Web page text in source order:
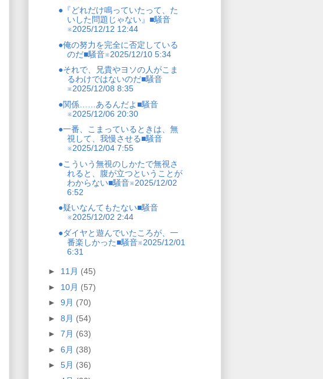
●『どれだけ鳴っていたって、た
いした問題じゃない』■騒音
※2025/12/12 12:44
●俺の努力を完全に否定している
のだ■騒音※2025/12/10 5:34
●それで、兄貴やヨソの人がこま
るわけではないのだ■騒音
※2025/12/08 8:35
●関係……あるんだよ■騒音
※2025/12/06 20:30
●一番、こまっているときは、無
視して、我慢させる■騒音
※2025/12/04 7:55
●こういう無視のしかたで無視さ
れると、腹が立つということが
わからない■騒音※2025/12/02
6:52
●疑いなんてもたない■騒音
※2025/12/02 2:44
●ダイヤと遊んでいたころが、一
番楽しかった■騒音※2025/12/01
6:31
► 11月 (45)
► 10月 (57)
► 9月 (70)
► 8月 (54)
► 7月 (63)
► 6月 (38)
► 5月 (36)